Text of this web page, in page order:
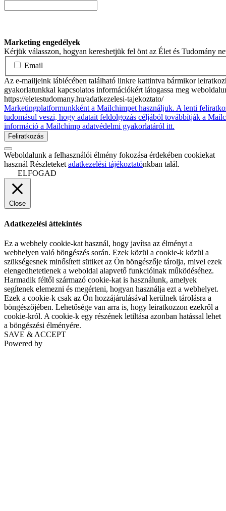
Marketing engedélyek
Kérjük válasszon, hogyan kereshetjük fel önt az Élet és Tudomány
Email
Az e-mailjeink láblécében található linkre kattintva bármikor
gyakorlatunkkal kapcsolatos információkért látogassa meg
https://eletestudomany.hu/adatkezelesi-tajekoztato/
Marketingplatformunkként a Mailchimpet használjuk. A lenti
tudomásul veszi, hogy adatait feldolgozás céljából továbbítják a
információ a Mailchimp adatvédelmi gyakorlatáról itt.
Weboldalunk a felhasználói élmény fokozása érdekében cookiekat
használ Részleteket adatkezelési tájékoztatónkban talál.
ELFOGAD
Close
Adatkezelési áttekintés
Ez a webhely cookie-kat használ, hogy javítsa az élményt a
webhelyen való böngészés során. Ezek közül a cookie-k közül a
szükségesnek minősített sütiket az Ön böngészője tárolja, mivel ezek
elengedhetetlenek a weboldal alapvető funkcióinak működéséhez.
Harmadik féltől származó cookie-kat is használunk, amelyek
segítenek elemezni és megérteni, hogyan használja ezt a webhelyet.
Ezek a cookie-k csak az Ön hozzájárulásával kerülnek tárolásra a
böngészőjében. Lehetősége van arra is, hogy leiratkozzon ezekről a
cookie-król. A cookie-k egy részének letiltása azonban hatással lehet
a böngészési élményére.
SAVE & ACCEPT
Powered by